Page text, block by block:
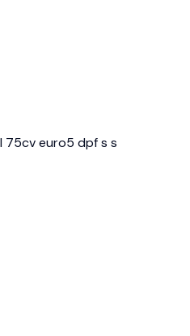
75cv euro5 dpf s s